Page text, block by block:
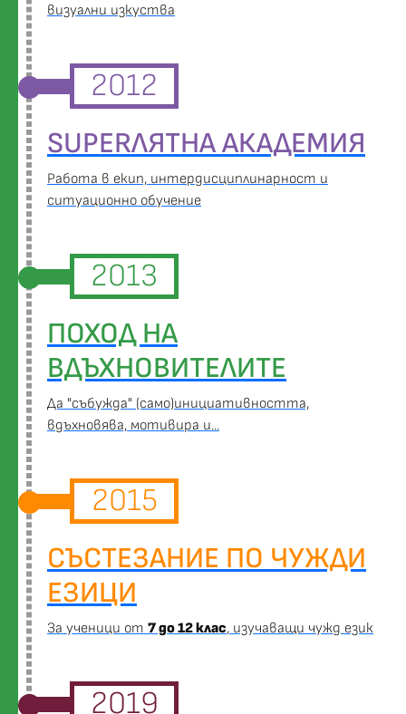
визуални изкуства
2012
SUPERЛЯТНА АКАДЕМИЯ
Работа в екип, интердисциплинарност и
ситуационно обучение
2013
ПОХОД НА
ВДЪХНОВИТЕЛИТЕ
Да "събужда" (само)инициативността,
вдъхновява, мотивира и...
2015
СЪСТЕЗАНИЕ ПО ЧУЖДИ
ЕЗИЦИ
За ученици от 7 до 12 клас, изучаващи чужд език
2019